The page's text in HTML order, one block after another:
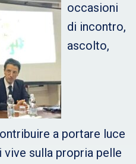
occasioni
di incontro,
ascolto,
a portare luce
sulla propria pelle